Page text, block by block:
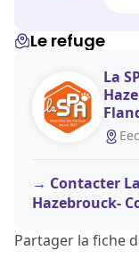
Le refuge
La
Contacter
Hazebrouck-
Partager la fiche